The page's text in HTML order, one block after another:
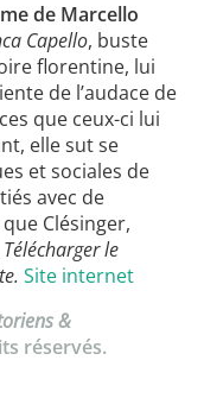
de Marcello
Capello, buste
florentine, lui
de l’audace de
que ceux-ci lui
elle sut se
et sociales de
avec de
Clésinger,
Télécharger le
Site internet
&
réservés.